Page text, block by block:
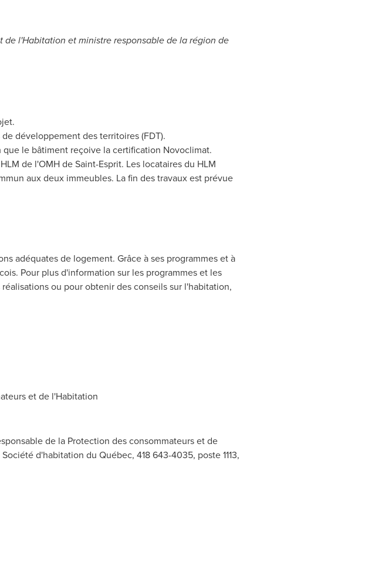
l'Habitation et ministre responsable de la région de
développement des territoires (FDT).
le bâtiment reçoive la certification Novoclimat.
de l'OMH deSaint-Esprit. Les locataires du HLM
aux deux immeubles. La fin des travaux est prévue
adéquates de logement. Grâce à ses programmes et à
Pour plus d'information sur les programmes et les
ou pour obtenir des conseils sur l'habitation,
et de l'Habitation
de la Protection des consommateurs et de
d'habitation du Québec, 418 643-4035, poste 1113,